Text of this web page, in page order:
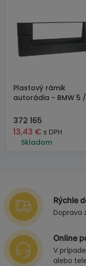
Plastový rámik
autorádia - BMW 5
372 165
13,43 € s DPH
Skladom
Rýchle
Doprava
Online
V
alebo